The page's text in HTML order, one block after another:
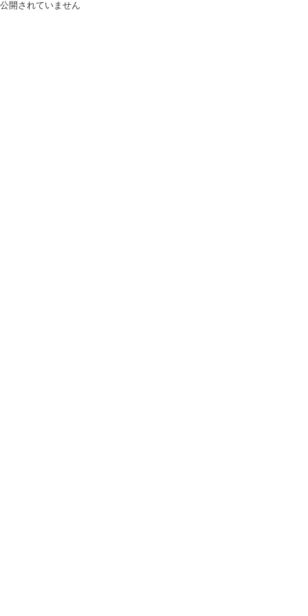
公開されていません